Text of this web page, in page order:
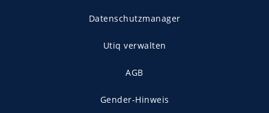
Datenschutzmanager
Utiq verwalten
AGB
Gender-Hinweis